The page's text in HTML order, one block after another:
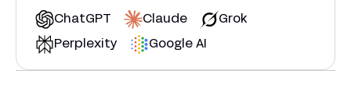
ChatGPT Claude Grok
Perplexity Google AI